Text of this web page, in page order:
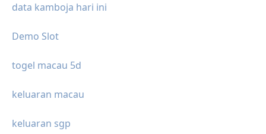
data kamboja hari ini
Demo Slot
togel macau 5d
keluaran macau
keluaran sgp